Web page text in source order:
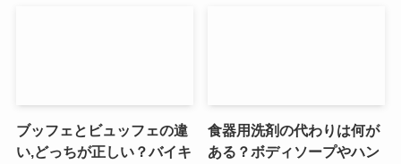
ブッフェとビュッフェの違
い,どっちが正しい？バイキ
食器用洗剤の代わりは何が
ある？ボディソープやハン